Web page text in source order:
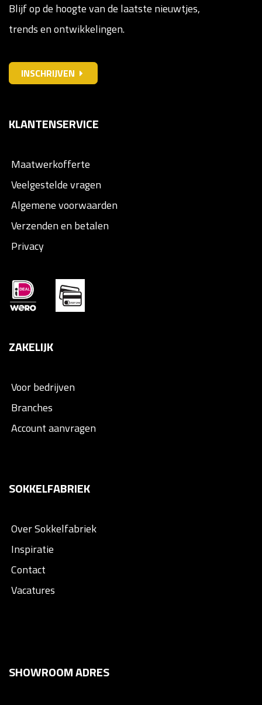
Blijf op de hoogte van de laatste nieuwtjes,
trends en ontwikkelingen.
INSCHRIJVEN
KLANTENSERVICE
Maatwerkofferte
Veelgestelde vragen
Algemene voorwaarden
Verzenden en betalen
Privacy
ZAKELIJK
Voor bedrijven
Branches
Account aanvragen
SOKKELFABRIEK
Over Sokkelfabriek
Inspiratie
Contact
Vacatures
SHOWROOM ADRES